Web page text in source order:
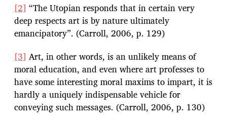
[2] “The Utopian responds that in certain very
deep respects art is by nature ultimately
emancipatory”. (Carroll, 2006, p. 129)
[3] Art, in other words, is an unlikely means of
moral education, and even where art professes to
have some interesting moral maxims to impart, it is
hardly a uniquely indispensable vehicle for
conveying such messages. (Carroll, 2006, p. 130)